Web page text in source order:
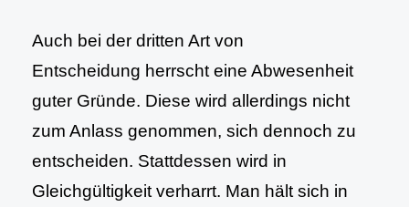
Auch bei der dritten Art von
Entscheidung herrscht eine Abwesenheit
guter Gründe. Diese wird allerdings nicht
zum Anlass genommen, sich dennoch zu
entscheiden. Stattdessen wird in
Gleichgültigkeit verharrt. Man hält sich in